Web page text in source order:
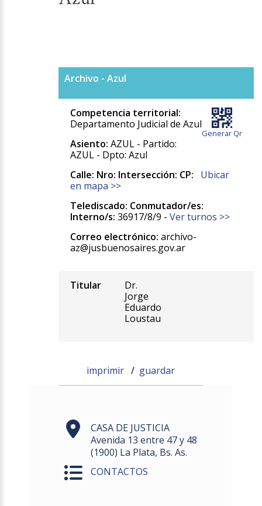
Archivo - Azul
Generar Qr
Competencia territorial:
Departamento Judicial de Azul
Asiento: AZUL - Partido:
AZUL - Dpto: Azul
Calle: Nro: Intersección: CP:
Ubicar
en mapa >>
Telediscado: Conmutador/es:
Interno/s: 36917/8/9 - Ver turnos >>
Correo electrónico: archivo-
az@jusbuenosaires.gov.ar
Titular
Dr.
Jorge
Eduardo
Loustau
imprimir / guardar
CASA DE JUSTICIA
Avenida 13 entre 47 y 48
(1900) La Plata, Bs. As.
CONTACTOS